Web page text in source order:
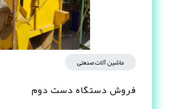
ماشین آلات صنعتی
فروش دستگاه دست دوم